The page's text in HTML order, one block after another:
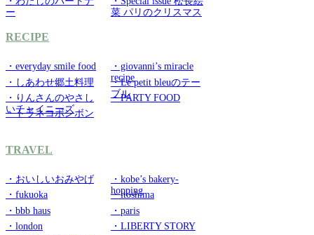
ー
菜 パリのクリスマス
RECIPE
・everyday smile food
・giovanni’s miracle
recipe
・しあわせ郷土料理
・Le petit bleuのテー
ブル
・りんさんのやさし
いチャイニーズ
・PARTY FOOD
・トラネコボンボン
TRAVEL
・おいしいおみやげ
・kobe’s bakery-
hopping
・fukuoka
・itoshima
・bbb haus
・paris
・london
・LIBERTY STORY